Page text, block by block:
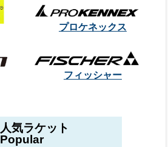
プロケネックス
フィッシャー
人気ラケット
Popular